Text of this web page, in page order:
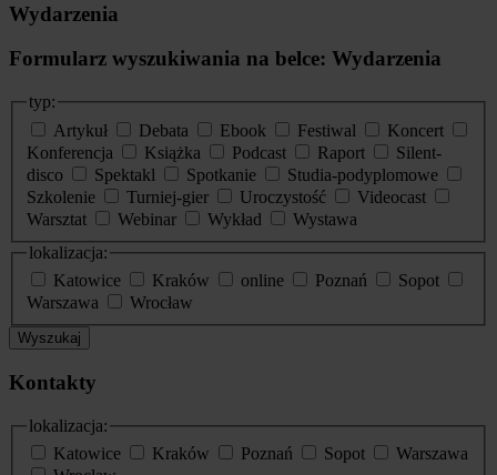
Wydarzenia
Formularz wyszukiwania na belce: Wydarzenia
typ:
Artykuł
Debata Ebook Festiwal
Koncert
Konferencja
Książka Podcast Raport
Silent-
disco
Spektakl Spotkanie
Studia-podyplomowe
Szkolenie
Turniej-gier Uroczystość
Videocast
Warsztat
Webinar Wykład
Wystawa
lokalizacja:
Katowice
Kraków online Poznań
Sopot
Warszawa
Wrocław
Wyszukaj
Kontakty
lokalizacja:
Katowice
Kraków Poznań Sopot
Warszawa